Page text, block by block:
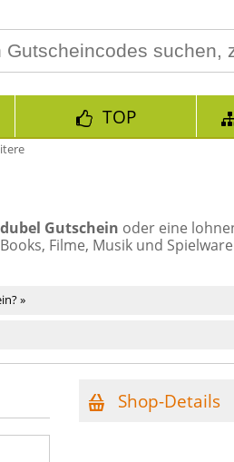
TOP
Gutschein oder eine
Filme, Musik und
»
Shop-Details